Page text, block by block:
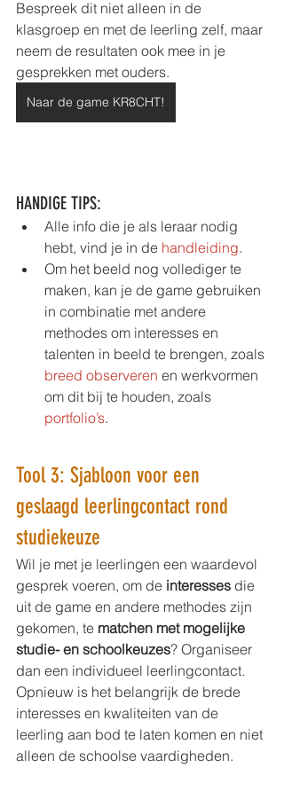
Bespreek dit niet alleen in de
klasgroep en met de leerling zelf, maar
neem de resultaten ook mee in je
gesprekken met ouders.
Naar de game KR8CHT!
HANDIGE TIPS:
Alle info die je als leraar nodig
hebt, vind je in de handleiding.
Om het beeld nog vollediger te
maken, kan je de game gebruiken
in combinatie met andere
methodes om interesses en
talenten in beeld te brengen, zoals
breed observeren en werkvormen
om dit bij te houden, zoals
portfolio’s.
Tool 3: Sjabloon voor een
geslaagd leerlingcontact rond
studiekeuze
Wil je met je leerlingen een waardevol
gesprek voeren, om de interesses die
uit de game en andere methodes zijn
gekomen, te matchen met mogelijke
studie- en schoolkeuzes? Organiseer
dan een individueel leerlingcontact.
Opnieuw is het belangrijk de brede
interesses en kwaliteiten van de
leerling aan bod te laten komen en niet
alleen de schoolse vaardigheden.